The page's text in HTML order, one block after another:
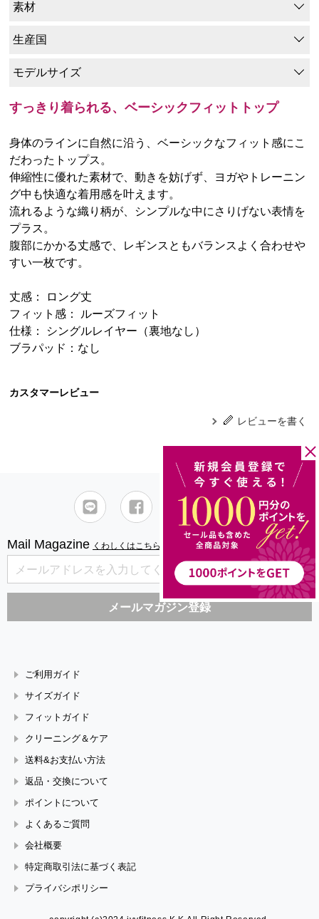
素材
生産国
モデルサイズ
すっきり着られる、ベーシックフィットトップ
身体のラインに自然に沿う、ベーシックなフィット感にこ
だわったトップス。
伸縮性に優れた素材で、動きを妨げず、ヨガやトレーニン
グ中も快適な着用感を叶えます。
流れるような織り柄が、シンプルな中にさりげない表情を
プラス。
腹部にかかる丈感で、レギンスともバランスよく合わせや
すい一枚です。
丈感： ロング丈
フィット感： ルーズフィット
仕様： シングルレイヤー（裏地なし）
ブラパッド：なし
カスタマーレビュー
レビューを書く
Mail Magazine くわしくはこちら
ご利用ガイド
サイズガイド
フィットガイド
クリーニング＆ケア
送料&お支払い方法
返品・交換について
ポイントについて
よくあるご質問
会社概要
特定商取引法に基づく表記
プライバシポリシー